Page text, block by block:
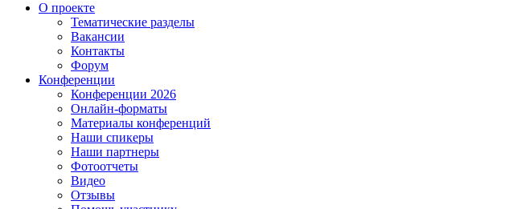
О проекте
Тематические разделы
Вакансии
Контакты
Форум
Конференции
Конференции 2026
Онлайн-форматы
Материалы конференций
Наши спикеры
Наши партнеры
Фотоотчеты
Видео
Отзывы